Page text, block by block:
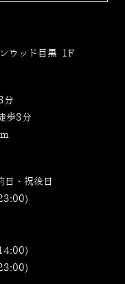
ウッド目黒 1F
分
歩3分
日・祝後日